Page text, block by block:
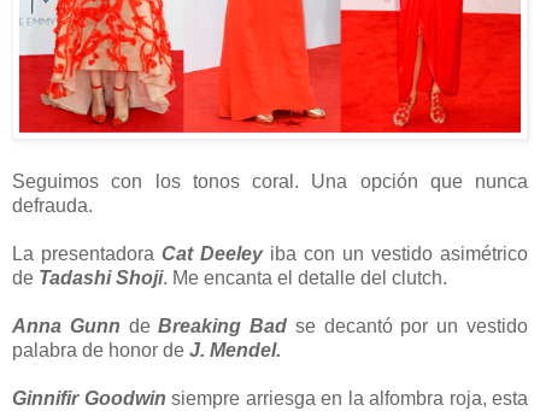
Seguimos con los tonos coral. Una opción que nunca
defrauda.
La presentadora Cat Deeleyiba con un vestido asimétrico
de Tadashi Shoji. Me encanta el detalle del clutch.
Anna Gunn deBreaking Bad se decantó por un vestido
palabra de honor de J. Mendel.
Ginnifir Goodwin siempre arriesga en la alfombra roja, esta